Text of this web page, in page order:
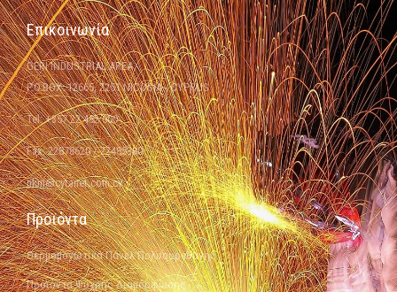
Επικοινωνία
GERI INDUSTRIAL AREA
P.O.BOX: 12665, 2251 NICOSIA - CYPRUS
Tel: +357 22 482 000
Fax: 22878620 / 22485380
nkm@cytanet.com.cy
Προϊόντα
Θερμομονωτικά Πάνελ Πολυουρεθάνης
Προϊόντα Ψυχρής Διαμόρφωσης